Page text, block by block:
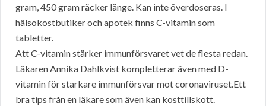
gram, 450 gram räcker länge. Kan inte överdoseras. I
hälsokostbutiker och apotek finns C-vitamin som
tabletter.
Att C-vitamin stärker immunförsvaret vet de flesta redan.
Läkaren Annika Dahlkvist kompletterar även med D-
vitamin för starkare immunförsvar mot coronaviruset.Ett
bra tips från en läkare som även kan kosttillskott.